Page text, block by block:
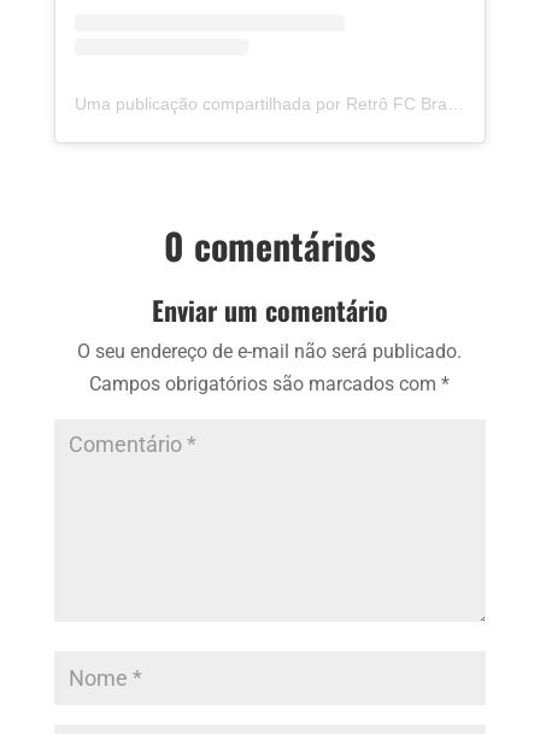
Uma publicação compartilhada por Retrô FC Brasil (@retrofcbrasil)
0 comentários
Enviar um comentário
O seu endereço de e-mail não será publicado.
Campos obrigatórios são marcados com*